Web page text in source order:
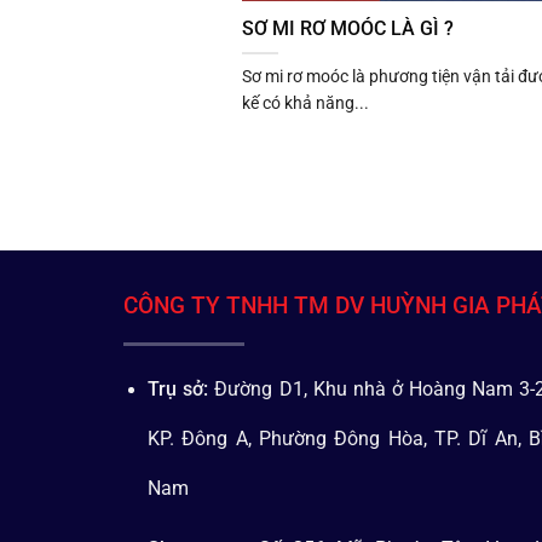
SƠ MI RƠ MOÓC LÀ GÌ ?
Sơ mi rơ moóc là phương tiện vận tải
kế có khả năng...
CÔNG TY TNHH TM DV HUỲNH GIA
Trụ sở: Đường D1, Khu nhà ở Hoàng Nam 3-
KP. Đông A, Phường Đông Hòa, TP. Dĩ An,
Nam